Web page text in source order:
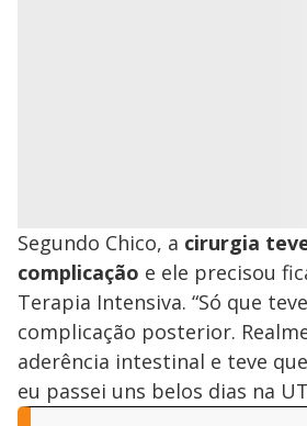
Segundo Chico, a cirurgia
complicação e ele precisou
Terapia Intensiva. “Só que
complicação posterior.
aderência intestinal e teve
eu passei uns belos dias na